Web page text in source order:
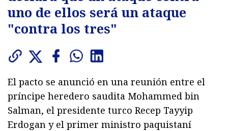
uno de ellos será un ataque
"contra los tres"
El pacto se anunció en una reunión entre el
príncipe heredero saudita Mohammed bin
Salman, el presidente turco Recep Tayyip
Erdogan y el primer ministro paquistaní